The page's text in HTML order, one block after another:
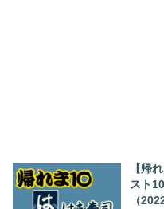
【帰
スト
（